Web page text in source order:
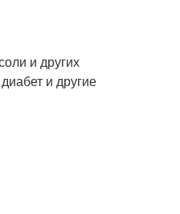
и других
и другие